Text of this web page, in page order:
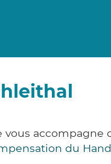
accompagne
du